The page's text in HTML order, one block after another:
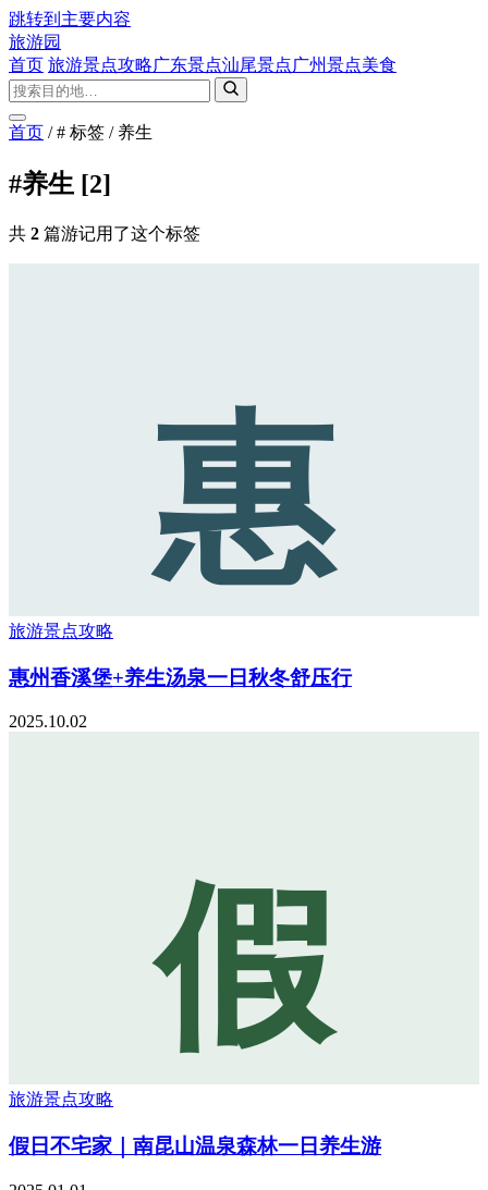
跳转到主要内容
旅游园
首页 旅游景点攻略广东景点汕尾景点广州景点美食
首页 / # 标签 / 养生
#养生 [2]
共 2 篇游记用了这个标签
惠
旅游景点攻略
惠州香溪堡+养生汤泉一日秋冬舒压行
2025.10.02
假
旅游景点攻略
假日不宅家｜南昆山温泉森林一日养生游